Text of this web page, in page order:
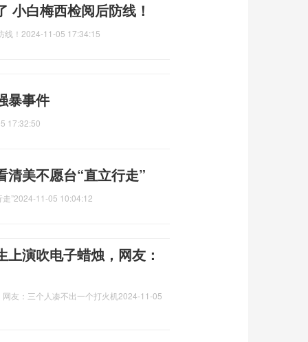
小白梅西检阅后防线！
！ 2024-11-05 17:34:15
暴事件
17:32:50
清美不愿台“直立行走”
”2024-11-05 10:04:12
演吹电子蜡烛，网友：
友：三个人凑不出一个打火机 2024-11-05